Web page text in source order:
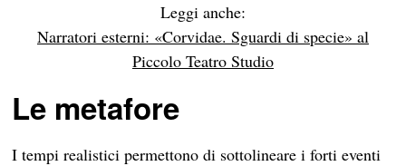
Leggi anche:
Narratori esterni: «Corvidae. Sguardi di specie» al
Piccolo Teatro Studio
Le metafore
I tempi realistici permettono di sottolineare i forti eventi